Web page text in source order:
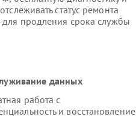
статус ремонта
для продления срока службы
данных
работа с
и восстановление